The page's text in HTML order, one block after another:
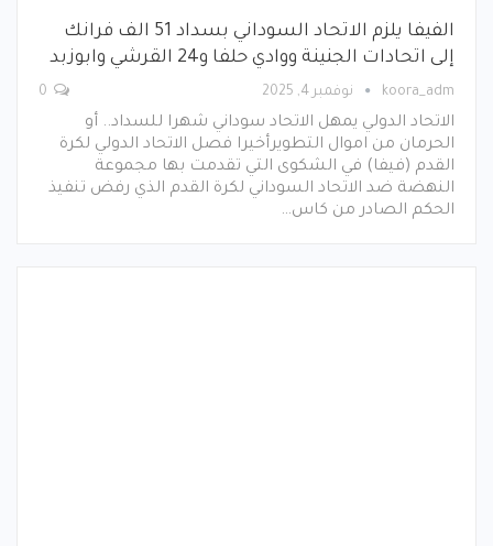
الفيفا يلزم الاتحاد السوداني بسداد 51 الف فرانك
إلى اتحادات الجنينة ووادي حلفا و24 القرشي وابوزبد
koora_adm نوفمبر 4, 2025
الاتحاد الدولي يمهل الاتحاد سوداني شهرا للسداد.. أو
الحرمان من اموال التطويرأخيرا فصل الاتحاد الدولي لكرة
القدم (فيفا) في الشكوى التي تقدمت بها مجموعة
النهضة ضد الاتحاد السوداني لكرة القدم الذي رفض تنفيذ
الحكم الصادر من كاس…